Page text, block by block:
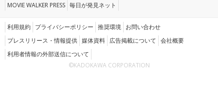
MOVIE WALKER PRESS 毎日が発見ネット
利用規約 プライバシーポリシー 推奨環境 お問い合わせ
プレスリリース・情報提供 媒体資料 広告掲載について 会社概要
利用者情報の外部送信について
©KADOKAWA CORPORATION